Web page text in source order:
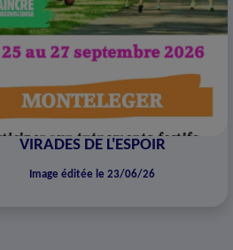
VIRADES DE L'ESPOIR
Image éditée le 23/06/26